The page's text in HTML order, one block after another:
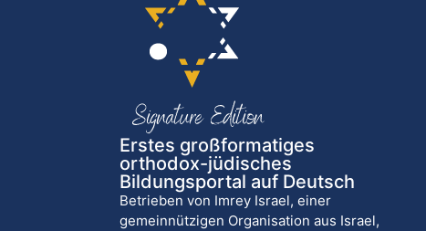
Erstes großformatiges
orthodox-jüdisches
Bildungsportal auf Deutsch
Betrieben von Imrey Israel, einer
gemeinnützigen Organisation aus Israel,